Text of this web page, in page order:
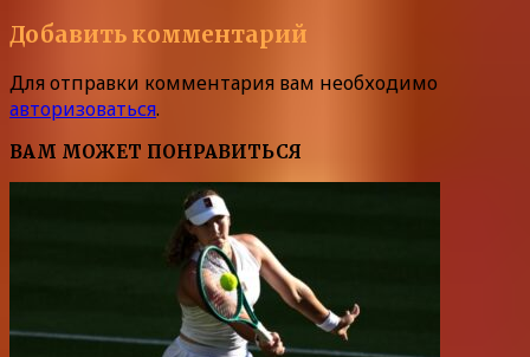
Добавить комментарий
Для отправки комментария вам необходимо
авторизоваться.
ВАМ МОЖЕТ ПОНРАВИТЬСЯ